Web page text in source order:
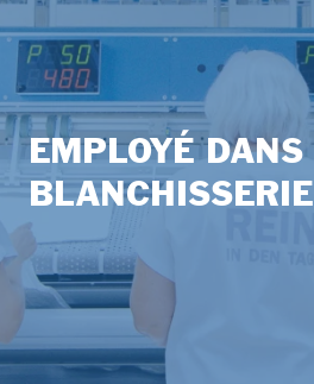
EMPLOYÉ